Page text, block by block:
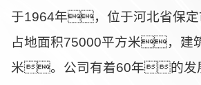
于1964年，位于河北省保
占地面积75000平方米，建
米。公司有着60年的发